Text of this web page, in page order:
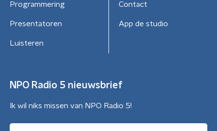
Programmering
Presentatoren
Luisteren
Contact
App de studio
NPO Radio 5 nieuwsbrief
Ik wil niks missen van NPO Radio 5!